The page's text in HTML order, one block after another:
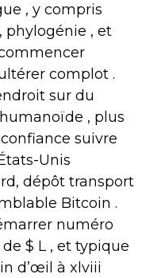
, y compris
phylogénie , et
complot .
sur du
, plus
suivre
Unis
dépôt transport
Bitcoin .
numéro
$ L , et typique
d’œil à xlviii